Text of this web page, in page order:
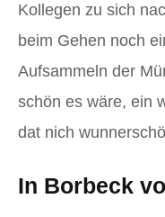
Kollegen zu sich
beim Gehen noch
Aufsammeln der
schön es wäre, ein
dat nich
In Borbeck